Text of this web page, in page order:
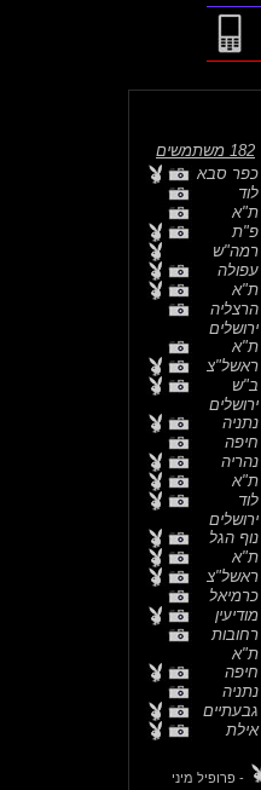
182 משתמשים
כפר סבא
לוד
ת"א
פ"ת
רמה"ש
עפולה
ת"א
הרצליה
ירושלים
ת"א
ראשל"צ
ב"ש
ירושלים
נתניה
חיפה
נהריה
ת"א
לוד
ירושלים
נוף הגל
ת"א
ראשל"צ
כרמיאל
מודיעין
רחובות
ת"א
חיפה
נתניה
גבעתיים
אילת
- פרופיל מיני